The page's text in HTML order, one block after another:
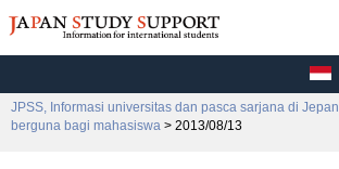
JPSS, Informasi universitas dan pasca sarjana di
berguna bagi mahasiswa > 2013/08/13